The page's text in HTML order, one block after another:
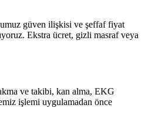
güven ilişkisi ve şeffaf fiyat
Ekstra ücret, gizli masraf veya
ve takibi, kan alma, EKG
işlemi uygulamadan önce